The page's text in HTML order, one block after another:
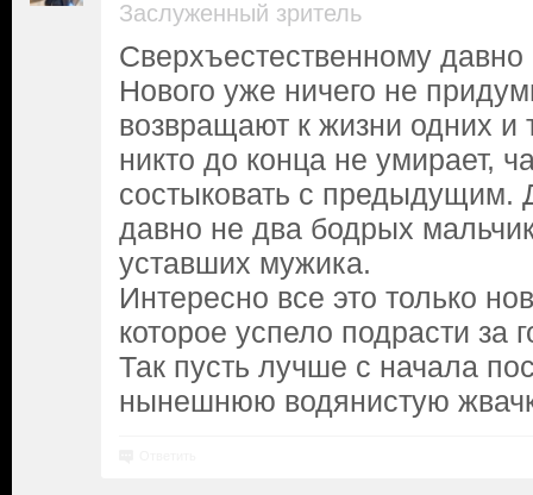
Заслуженный зритель
Сверхъестественному
Нового уже ничего не
возвращают к жизни одних и
никто до конца не умирает,
состыковать с предыдущим.
давно не два бодрых
уставших мужика.
Интересно все это только
которое успело подрасти за
Так пусть лучше с начала
нынешнюю водянистую